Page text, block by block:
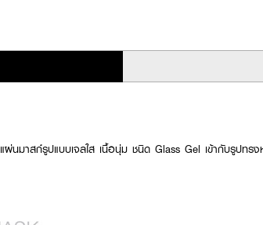
แผ่นมาสก์รูปแบบเจลใส เนื้อนุ่ม ชนิด Glass Gel เข้ากับรูปทร